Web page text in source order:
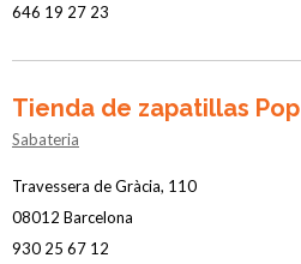
646 19 27 23
Tienda de zapatillas Pop
Sabateria
Travessera de Gràcia, 110
08012 Barcelona
930 25 67 12